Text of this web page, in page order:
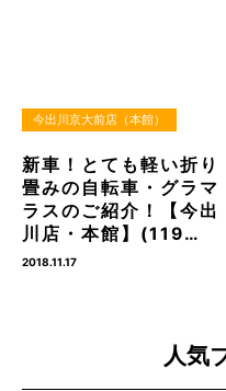
今出川京大前店（本館）
新車！とても軽い折り
畳みの自転車・グラマ
ラスのご紹介！【今出
川店・本館】(119…
2018.11.17
人気